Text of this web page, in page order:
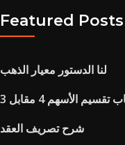
Featured Posts
لنا الدستور معيار الذهب
الأسهم 4 مقابل 3
شرح تصريف العقد